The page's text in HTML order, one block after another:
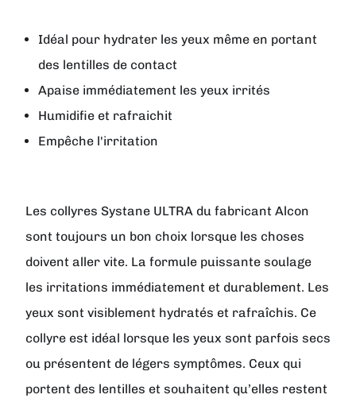
Idéal pour hydrater les yeux même en portant
des lentilles de contact
Apaise immédiatement les yeux irrités
Humidifie et rafraichit
Empêche l'irritation
Les collyres Systane ULTRA du fabricant Alcon
sont toujours un bon choix lorsque les choses
doivent aller vite. La formule puissante soulage
les irritations immédiatement et durablement. Les
yeux sont visiblement hydratés et rafraîchis. Ce
collyre est idéal lorsque les yeux sont parfois secs
ou présentent de légers symptômes. Ceux qui
portent des lentilles et souhaitent qu’elles restent